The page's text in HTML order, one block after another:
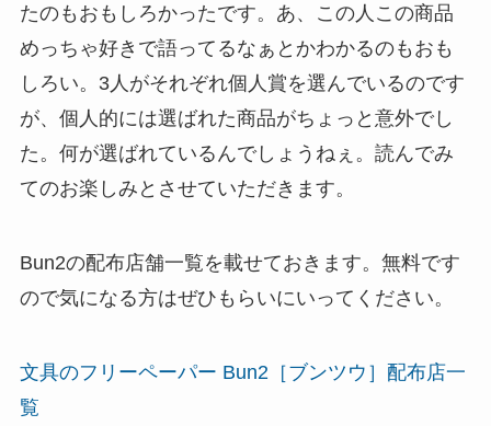
たのもおもしろかったです。あ、この人この商品
めっちゃ好きで語ってるなぁとかわかるのもおも
しろい。3人がそれぞれ個人賞を選んでいるのです
が、個人的には選ばれた商品がちょっと意外でし
た。何が選ばれているんでしょうねぇ。読んでみ
てのお楽しみとさせていただきます。
Bun2の配布店舗一覧を載せておきます。無料です
ので気になる方はぜひもらいにいってください。
文具のフリーペーパー Bun2［ブンツウ］配布店一
覧